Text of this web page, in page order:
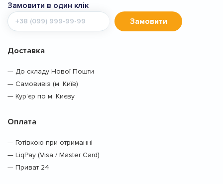
Замовити в один клік
Мобільний
телефон
Замовити
Доставка
— До складу Нової Пошти
— Самовивіз (м. Київ)
— Кур’єр по м. Києву
Оплата
— Готівкою при отриманні
— LiqPay (Visa / Master Card)
— Приват 24